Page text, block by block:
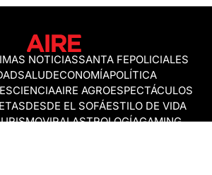
NOTICIASSANTA FEPOLICIALES
SALUDECONOMÍAPOLÍTICA
CIENCIAAIRE AGROESPECTÁCULOS
DESDE EL SOFÁESTILO DE VIDA
VIRALASTROLOGÍAGAMING